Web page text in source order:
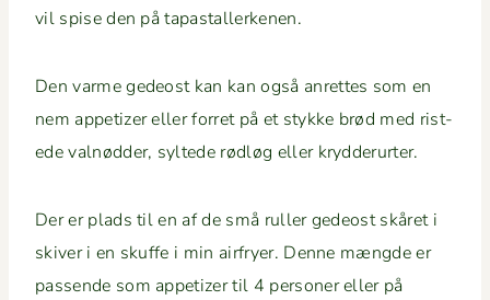
vil spise den på tapastallerkenen.
Den varme gedeost kan kan også anrettes som en
nem appe­tiz­er eller for­ret på et stykke brød med rist­
ede val­nød­der, sylt­ede rødløg eller krydderurter.
Der er plads til en af de små ruller gedeost skåret i
skiv­er i en skuffe i min air­fry­er. Denne mængde er
passende som appe­tiz­er til 4 per­son­er eller på